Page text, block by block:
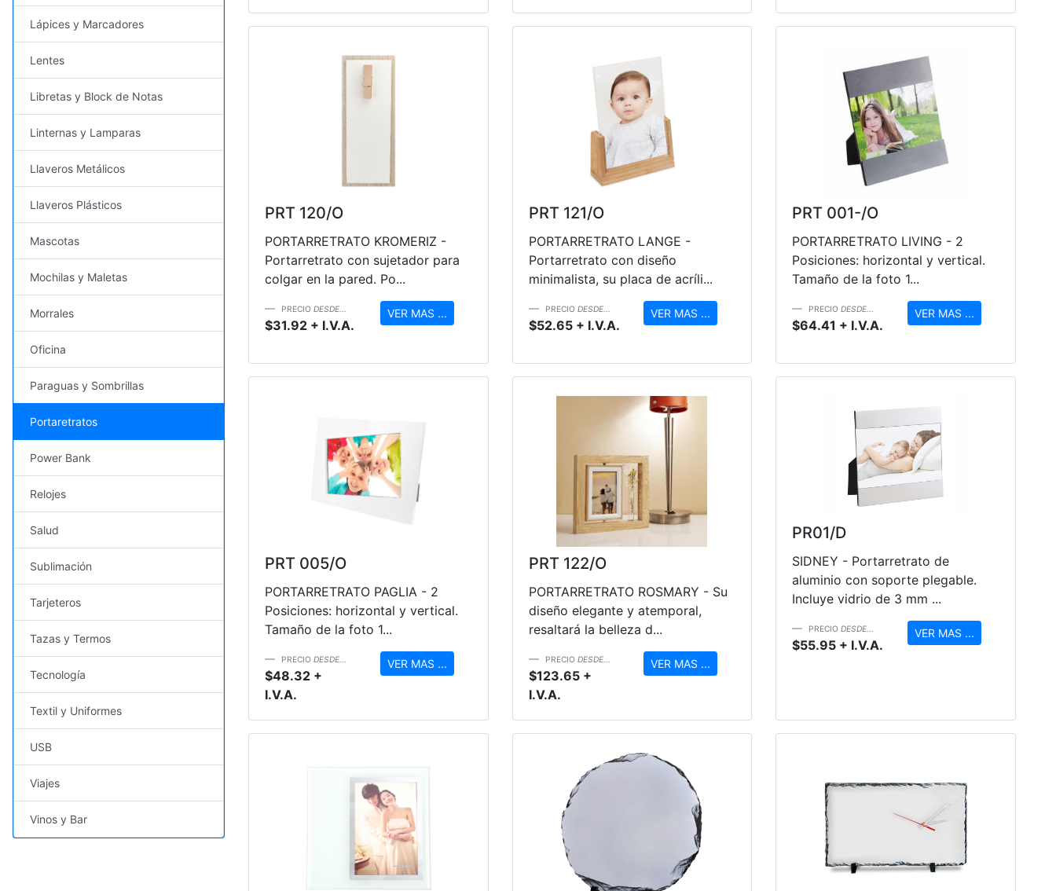
Lápices y Marcadores
Lentes
Libretas y Block de Notas
Linternas y Lamparas
Llaveros Metálicos
Llaveros Plásticos
Mascotas
Mochilas y Maletas
Morrales
Oficina
Paraguas y Sombrillas
Portaretratos
Power Bank
Relojes
Salud
Sublimación
Tarjeteros
Tazas y Termos
Tecnología
Textil y Uniformes
USB
Viajes
Vinos y Bar
PRT 120/O
PORTARRETRATO KROMERIZ -
Portarretrato con sujetador para
colgar en la pared. Po...
PRECIO DESDE...
$31.92 + I.V.A.
VER MAS ...
PRT 121/O
PORTARRETRATO LANGE -
Portarretrato con diseño
minimalista, su placa de acríli...
PRECIO DESDE...
$52.65 + I.V.A.
VER MAS ...
PRT 001-/O
PORTARRETRATO LIVING - 2
Posiciones: horizontal y vertical.
Tamaño de la foto 1...
PRECIO DESDE...
$64.41 + I.V.A.
VER MAS ...
PRT 005/O
PORTARRETRATO PAGLIA - 2
Posiciones: horizontal y vertical.
Tamaño de la foto 1...
PRECIO DESDE...
$48.32 +
I.V.A.
VER MAS ...
PRT 122/O
PORTARRETRATO ROSMARY - Su
diseño elegante y atemporal,
resaltará la belleza d...
PRECIO DESDE...
$123.65 +
I.V.A.
VER MAS ...
PR01/D
SIDNEY - Portarretrato de
aluminio con soporte plegable.
Incluye vidrio de 3 mm ...
PRECIO DESDE...
$55.95 + I.V.A.
VER MAS ...